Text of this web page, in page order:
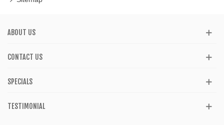
ABOUT US
CONTACT US
SPECIALS
TESTIMONIAL